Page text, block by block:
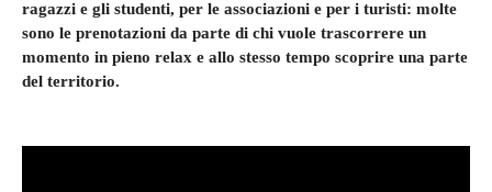
ragazzi e gli studenti, per le associazioni e per i turisti: molte
sono le prenotazioni da parte di chi vuole trascorrere un
momento in pieno relax e allo stesso tempo scoprire una parte
del territorio.